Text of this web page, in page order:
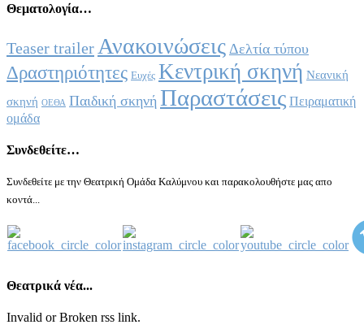
Θεματολογία…
Teaser trailer Ανακοινώσεις Δελτία τύπου
Δραστηριότητες Ευχές Κεντρική σκηνή Νεανική
σκηνή ΟΕΘΑ Παιδική σκηνή Παραστάσεις Πειραματική
ομάδα
Συνδεθείτε…
Συνδεθείτε με την Θεατρική Ομάδα Καλύμνου και παρακολουθήστε μας απο
κοντά...
Θεατρικά νέα...
Invalid or Broken rss link.